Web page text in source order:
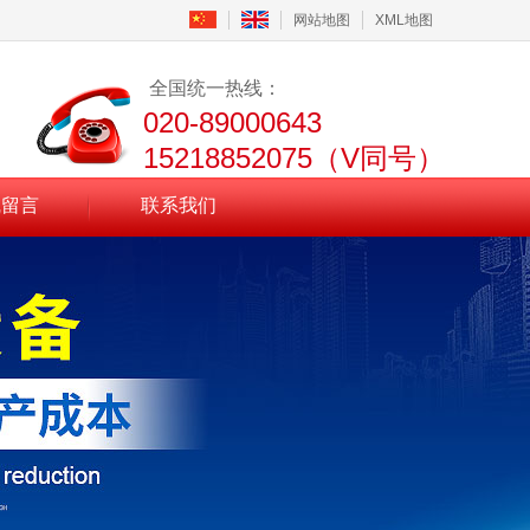
网站地图 XML地图
全国统一热线：
020-89000643
15218852075（V同号）
言 联系我们